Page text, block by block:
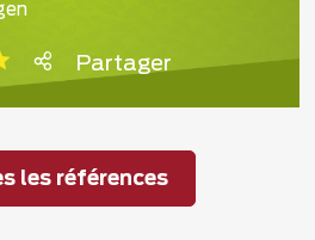
Partager
les références